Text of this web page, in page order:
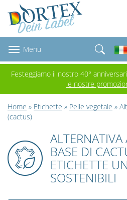
Menu
Festeggiamo il nostro 40°
le nostre
Home » Etichette » Pelle vegetale »
(cactus)
ALTERNATIVA
BASE DI
ETICHETTE
SOSTENIBILI